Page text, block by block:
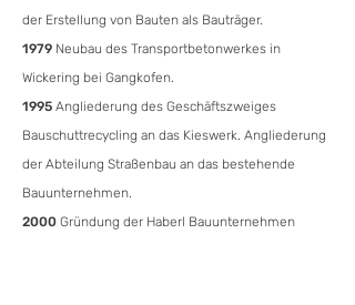
der Erstellung von Bauten als Bauträger.
1979 Neubau des Transportbetonwerkes in
Wickering bei Gangkofen.
1995 Angliederung des Geschäftszweiges
Bauschuttrecycling an das Kieswerk. Angliederung
der Abteilung Straßenbau an das bestehende
Bauunternehmen.
2000 Gründung der Haberl Bauunternehmen